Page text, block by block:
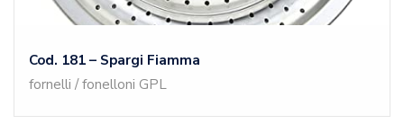
Cod. 181 – Spargi Fiamma
fornelli / fonelloni GPL